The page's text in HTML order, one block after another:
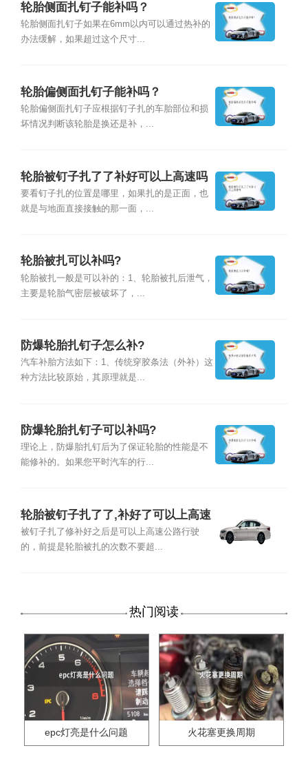
轮胎侧面扎钉子能补吗？
轮胎侧面扎钉子如果在6mm以内可以通过热补的
办法缓解，如果超过这个尺寸...
轮胎偏侧面扎钉子能补吗？
轮胎偏侧面扎钉子应根据钉子扎的车胎部位和损
坏情况判断该轮胎是换还是补，...
轮胎被钉子扎了了补好可以上高速吗
要看钉子扎的位置是哪里，如果扎的是正面，也
就是与地面直接接触的那一面，...
轮胎被扎可以补吗?
轮胎被扎一般是可以补的：1、轮胎被扎后泄气，
主要是轮胎气密层被破坏了，...
防爆轮胎扎钉子怎么补?
汽车补胎方法如下：1、传统穿胶条法（外补）这
种方法比较原始，其原理就是...
防爆轮胎扎钉子可以补吗?
理论上，防爆胎扎钉后为了保证轮胎的性能是不
能修补的。如果您平时汽车的行...
轮胎被钉子扎了了,补好了可以上高速
吗
被钉子扎了修补好之后是可以上高速公路行驶
的，前提是轮胎被扎的次数不要超...
热门阅读
epc灯亮是什么问题 火花塞更换周期